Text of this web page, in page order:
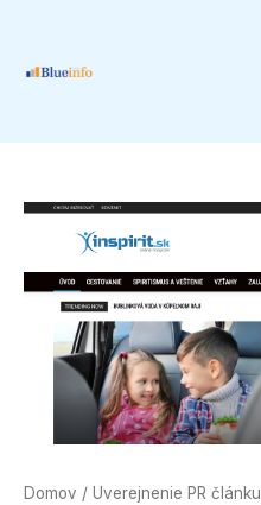
obsah
Domov / Uverejnenie PR článku
množstvo
Zverejnenie
článku
magazíne
inspirit.sk